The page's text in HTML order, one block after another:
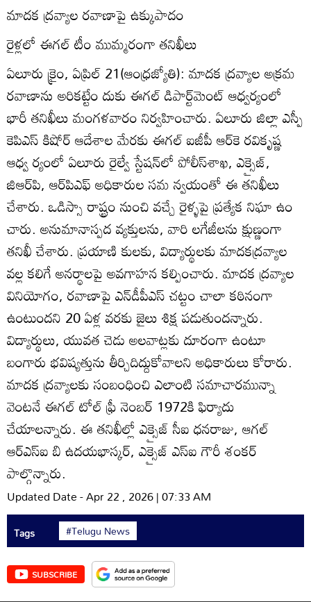
మాదక ద్రవ్యాల రవాణాపై ఉక్కుపాదం
రైళ్లలో ఈగల్‌ టీం ముమ్మరంగా తనిఖీలు
ఏలూరు క్రైం, ఏప్రిల్‌ 21(ఆంధ్రజ్యోతి): మాదక ద్రవ్యాల అక్రమ
రవాణాను అరికట్టేం దుకు ఈగల్‌ డిపార్ట్‌మెంట్‌ ఆధ్వర్యంలో
భారీ తనిఖీలు మంగళవారం నిర్వహించారు. ఏలూరు జిల్లా ఎస్పీ
కెపిఎస్‌ కిషోర్‌ ఆదేశాల మేరకు ఈగల్‌ ఐజీపీ ఆర్‌కె రవికృష్ణ
ఆధ్వ ర్యంలో ఏలూరు రైల్వే స్టేషన్‌లో పోలీస్‌శాఖ, ఎక్సైజ్‌,
జిఆర్‌పి, ఆర్‌పిఎఫ్‌ అధికారుల సమ న్వయంతో ఈ తనిఖీలు
చేశారు. ఒడిస్సా రాష్ట్రం నుంచి వచ్చే రైళ్ళపై ప్రత్యేక నిఘా ఉం
చారు. అనుమానాస్పద వ్యక్తులను, వారి లగేజీలను క్షుణ్ణంగా
తనిఖీ చేశారు. ప్రయాణి కులకు, విద్యార్థులకు మాదకద్రవ్యాల
వల్ల కలిగే అనర్థాలపై అవగాహన కల్పించారు. మాదక ద్రవ్యాల
వినియోగం, రవాణాపై ఎన్‌డీపీఎస్‌ చట్టం చాలా కఠినంగా
ఉంటుందని 20 ఏళ్ల వరకు జైలు శిక్ష పడుతుందన్నారు.
విద్యార్థులు, యువత చెడు అలవాట్లకు దూరంగా ఉంటూ
బంగారు భవిష్యత్తును తీర్చిదిద్దుకోవాలని అధికారులు కోరారు.
మాదక ద్రవ్యాలకు సంబంధించి ఎలాంటి సమాచారమున్నా
వెంటనే ఈగల్‌ టోల్‌ ఫ్రీ నెంబర్‌ 1972కి ఫిర్యాదు
చేయాలన్నారు. ఈ తనిఖీల్లో ఎక్సైజ్‌ సీఐ ధనరాజు, ఆగల్‌
ఆర్‌ఎస్‌ఐ బి ఉదయభాస్కర్‌, ఎక్సైజ్‌ ఎస్‌ఐ గౌరీ శంకర్‌
పాల్గొన్నారు.
Updated Date - Apr 22 , 2026 | 07:33 AM
Tags #Telugu News
SUBSCRIBE